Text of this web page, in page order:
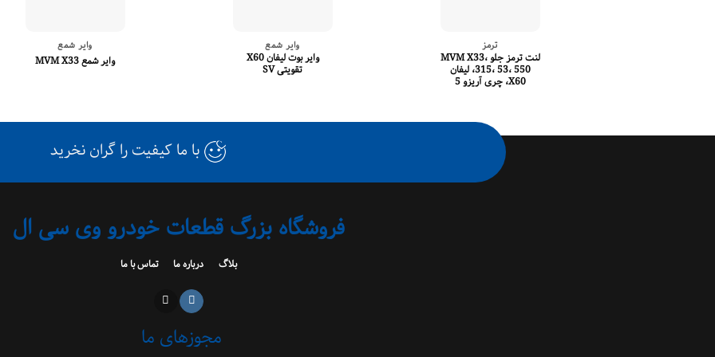
ترمز
لنت ترمز جلو MVM X33،
315، 53، 550، لیفان
X60، چری آریزو 5
وایر شمع
وایر بوت لیفان X60
تقویتی SV
وایر شمع
وایر شمع MVM X33
با ما کیفیت را گران نخرید
فروشگاه بزرگ قطعات خودرو وی سی ال
بلاگ درباره ما تماس با ما
مجوزهای ما